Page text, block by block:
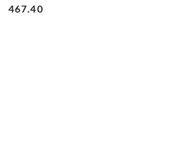
Cena:
Cena:
467.40